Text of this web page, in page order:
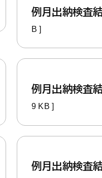
例月出納検査
B ]
例月出納検査
9 KB ]
例月出納検査